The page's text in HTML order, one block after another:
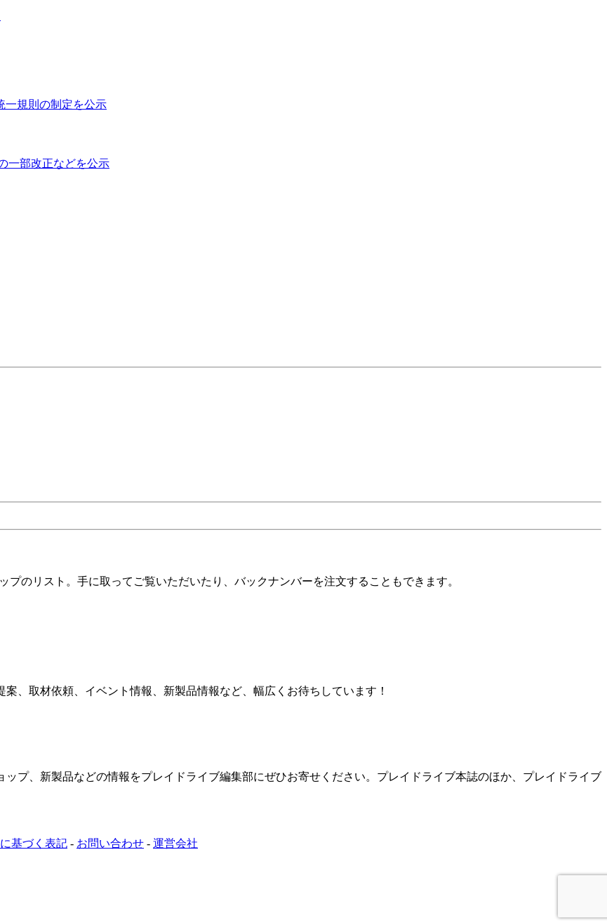
一規則の制定を公示
一部改正などを公示
のリスト。手に取ってご覧いただいたり、バックナンバーを注文することもできます。
、取材依頼、イベント情報、新製品情報など、幅広くお待ちしています！
プ、新製品などの情報をプレイドライブ編集部にぜひお寄せください。プレイドライブ本誌のほか、プレイドライブ
基づく表記 - お問い合わせ - 運営会社